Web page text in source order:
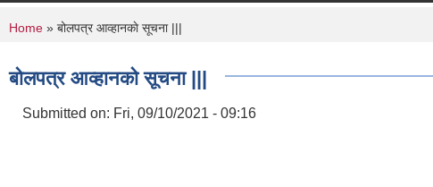
You are here
Home » बोलपत्र आव्हानकाे सूचना |||
बोलपत्र आव्हानकाे सूचना |||
Submitted on: Fri, 09/10/2021 - 09:16